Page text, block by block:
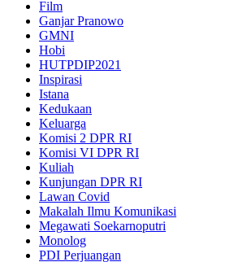
Film
Ganjar Pranowo
GMNI
Hobi
HUTPDIP2021
Inspirasi
Istana
Kedukaan
Keluarga
Komisi 2 DPR RI
Komisi VI DPR RI
Kuliah
Kunjungan DPR RI
Lawan Covid
Makalah Ilmu Komunikasi
Megawati Soekarnoputri
Monolog
PDI Perjuangan